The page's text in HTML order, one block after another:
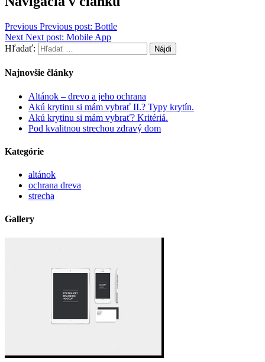
Previous Previous post: Bottle
Next Next post: Mobile App
Hľadať:
Najnovšie články
Altánok – drevo a jeho ochrana
Akú krytinu si mám vybrať II.? Typy krytín.
Akú krytinu si mám vybrať? Kritériá.
Pod kvalitnou strechou zdravý dom
Kategórie
altánok
ochrana dreva
strecha
Gallery